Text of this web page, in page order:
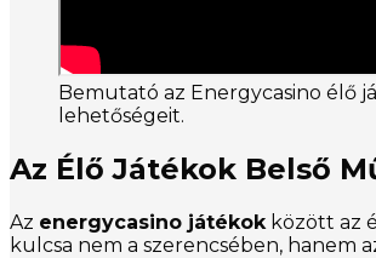
Bemutató az Energycasino élő
lehetőségeit.
Az Élő Játékok Belső
Az energycasino játékok között az
kulcsa nem a szerencsében, hanem